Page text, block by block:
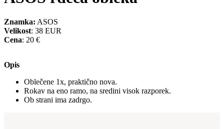
Znamka: ASOS
Velikost: 38 EUR
Cena: 20 €
Opis
Oblečene 1x, praktično nova.
Rokav na eno ramo, na sredini visok razporek.
Ob strani ima zadrgo.